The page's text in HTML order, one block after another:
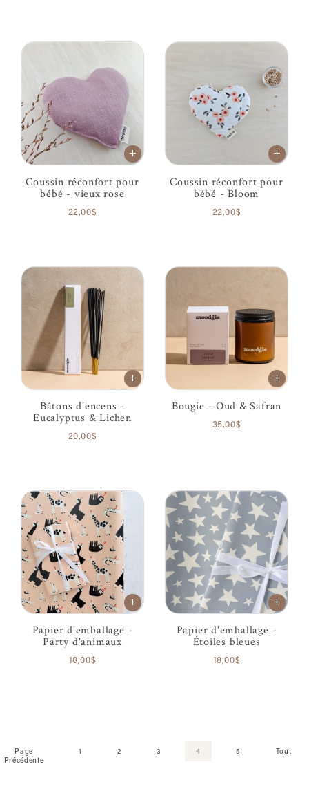
Coussin réconfort pour
bébé - vieux rose
22,00$
Coussin réconfort pour
bébé - Bloom
22,00$
Bâtons d'encens -
Eucalyptus & Lichen
20,00$
Bougie - Oud & Safran
35,00$
Papier d'emballage -
Party d'animaux
18,00$
Papier d'emballage -
Étoiles bleues
18,00$
Page
Précédente
1 2 3 4 5 Tout